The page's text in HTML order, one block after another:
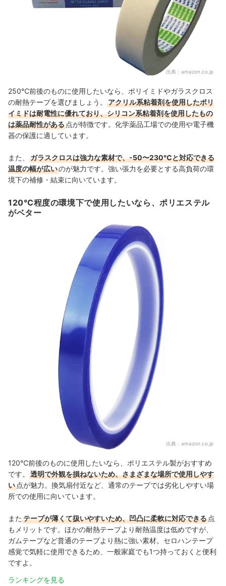
出典： amazon.co.jp
250℃前後のものに使用したいなら、ポリイミドやガラスクロス
の耐熱テープを選びましょう。
アクリル系粘着剤を使用したポリ
イミドは耐電性に優れており、シリコン系粘着剤を使用したもの
は薬品耐性がある 点が特徴です。化学薬品工場での使用や電子機
器の保護に適しています。
また、
ガラスクロスは強力な素材で、-50〜230℃と対応できる
温度の幅が広いのが魅力です。強い張力を必要とする高負荷の環
境下の補修・結束に向いています。
120℃程度の環境下で使用したいなら、ポリエステル
がベター
出典： amazon.co.jp
120℃前後のものに使用したいなら、ポリエステル製がおすすめ
です。
透明で外観を損ねないため、さまざまな場所で使用しやす
い 点が魅力。換気扇付近など、通常のテープでは劣化しやすい場
所での使用に向いています。
また テープが薄くて扱いやすいため、凹凸に柔軟に対応できる 点
もメリットです。ほかの耐熱テープより耐熱温度は低めですが、
ガムテープなど普通のテープより熱に強い素材。セロハンテープ
感覚で気軽に使用できるため、一般家庭でも1つ持っておくと便利
ですよ。
ランキングを見る